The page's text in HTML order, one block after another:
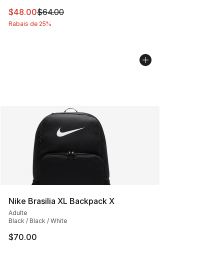
Cet article est en solde. Le prix est passé de $64.00 à
$48.00$64.00
Rabais de 25%
Nike Brasilia XL Backpack X
Adulte
Black / Black / White
$70.00